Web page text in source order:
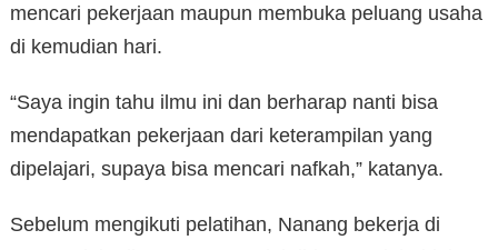
mencari pekerjaan maupun membuka peluang usaha
di kemudian hari.
“Saya ingin tahu ilmu ini dan berharap nanti bisa
mendapatkan pekerjaan dari keterampilan yang
dipelajari, supaya bisa mencari nafkah,” katanya.
Sebelum mengikuti pelatihan, Nanang bekerja di